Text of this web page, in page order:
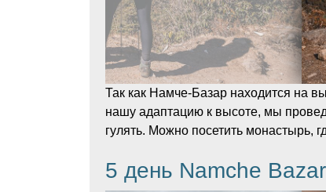
Так как Намче-Базар находится на
нашу адаптацию к высоте, мы
гулять. Можно посетить монастырь,
5 день Namche